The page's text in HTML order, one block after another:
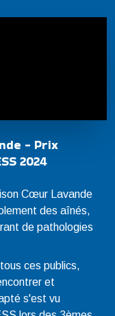
- Prix
2024
Cœur Lavande
des aînés,
de pathologies
ces publics,
et
s'est vu